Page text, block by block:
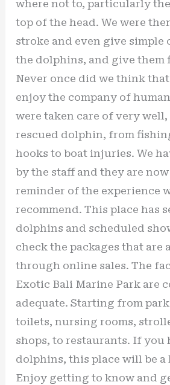
where not to, particularly
top of the head. We were
stroke and even give simple
the dolphins, and give them
Never once did we think
enjoy the company of
were taken care of very well,
rescued dolphin, from
hooks to boat injuries. We
by the staff and they are
reminder of the experience
recommend. This place has
dolphins and scheduled
check the packages that are
through online sales. The
Exotic Bali Marine Park are
adequate. Starting from
toilets, nursing rooms,
shops, to restaurants. If you
dolphins, this place will be a
Enjoy getting to know and